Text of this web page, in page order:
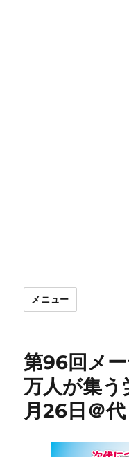
メニュー
第96回メ
万人が集う
月26日＠